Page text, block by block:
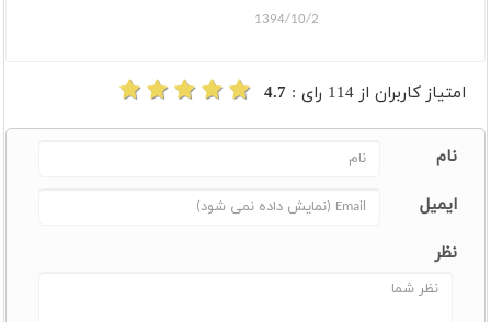
1394/10/2
امتیاز کاربران از 114 رای : 4.7
نام
ایمیل
نظر